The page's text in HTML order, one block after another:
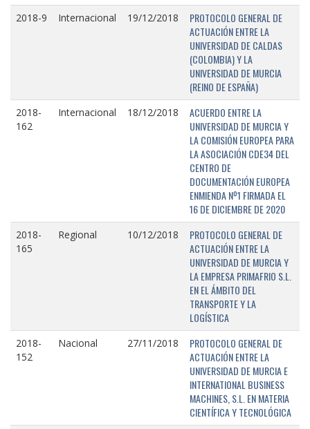
2018-9 Internacional 19/12/2018
PROTOCOLO GENERAL DE
ACTUACIÓN ENTRE LA
UNIVERSIDAD DE CALDAS
(COLOMBIA) Y LA
UNIVERSIDAD DE MURCIA
(REINO DE ESPAÑA)
2018-
162
Internacional 18/12/2018
ACUERDO ENTRE LA
UNIVERSIDAD DE MURCIA Y
LA COMISIÓN EUROPEA PARA
LA ASOCIACIÓN CDE34 DEL
CENTRO DE
DOCUMENTACIÓN EUROPEA
ENMIENDA Nº1 FIRMADA EL
16 DE DICIEMBRE DE 2020
2018-
165
Regional 10/12/2018
PROTOCOLO GENERAL DE
ACTUACIÓN ENTRE LA
UNIVERSIDAD DE MURCIA Y
LA EMPRESA PRIMAFRIO S.L.
EN EL ÁMBITO DEL
TRANSPORTE Y LA
LOGÍSTICA
2018-
152
Nacional 27/11/2018
PROTOCOLO GENERAL DE
ACTUACIÓN ENTRE LA
UNIVERSIDAD DE MURCIA E
INTERNATIONAL BUSINESS
MACHINES, S.L. EN MATERIA
CIENTÍFICA Y TECNOLÓGICA